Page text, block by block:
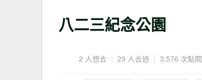
八二三紀念公園
2 人想去 29 人去過 3,576 次點閱